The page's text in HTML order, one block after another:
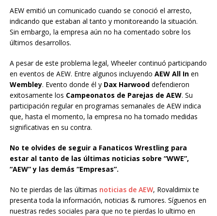
AEW emitió un comunicado cuando se conoció el arresto,
indicando que estaban al tanto y monitoreando la situación.
Sin embargo, la empresa aún no ha comentado sobre los
últimos desarrollos.
A pesar de este problema legal, Wheeler continuó participando
en eventos de AEW. Entre algunos incluyendo AEW All In en
Wembley. Evento donde él y Dax Harwood defendieron
exitosamente los Campeonatos de Parejas de AEW. Su
participación regular en programas semanales de AEW indica
que, hasta el momento, la empresa no ha tomado medidas
significativas en su contra.
No te olvides de seguir a Fanaticos Wrestling para
estar al tanto de las últimas noticias sobre “WWE”,
“AEW” y las demás “Empresas”.
No te pierdas de las últimas noticias de AEW, Rovaldimix te
presenta toda la información, noticias & rumores. Síguenos en
nuestras redes sociales para que no te pierdas lo ultimo en